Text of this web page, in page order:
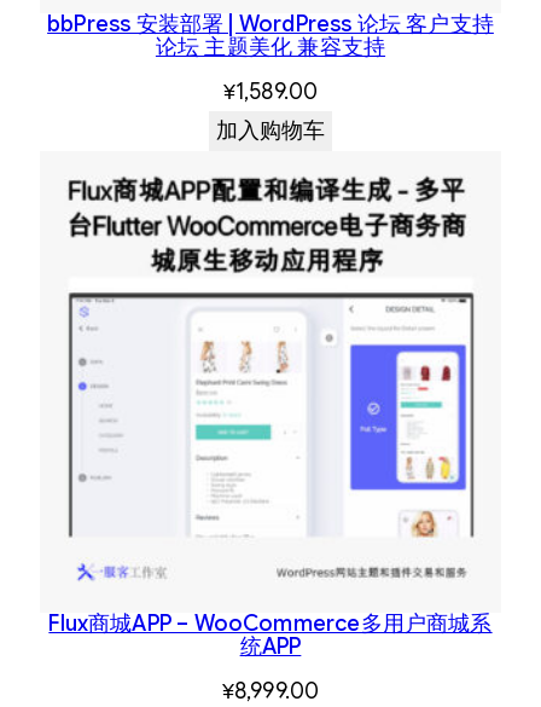
bbPress 安装部署 | WordPress 论坛 客户支持
论坛 主题美化 兼容支持
¥1,589.00
加入购物车
Flux商城APP – WooCommerce多用户商城系
统APP
¥8,999.00